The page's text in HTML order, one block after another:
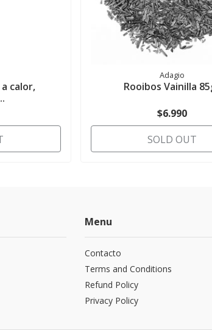
calor,
Adagio
Rooibos Vainilla
$6.990
SOLD OUT
Menu
Contacto
Terms and Conditions
Refund Policy
Privacy Policy